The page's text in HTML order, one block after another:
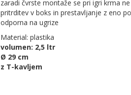
zaradi čvrste montaže se pri igri krma
pritrditev v boks in prestavljanje z eno
odporna na ugrize
Material: plastika
volumen: 2,5 ltr
Ø 29 cm
z T-kavljem